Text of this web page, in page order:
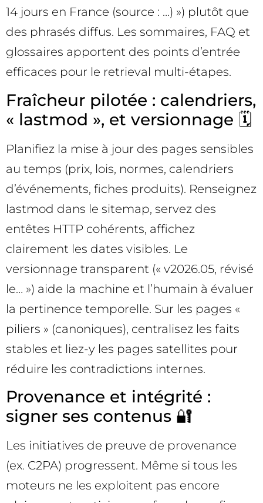
14 jours en France (source : …) ») plutôt que
des phrasés diffus. Les sommaires, FAQ et
glossaires apportent des points d’entrée
efficaces pour le retrieval multi-étapes.
Fraîcheur pilotée : calendriers,
« lastmod », et versionnage 🗓️
Planifiez la mise à jour des pages sensibles
au temps (prix, lois, normes, calendriers
d’événements, fiches produits). Renseignez
lastmod dans le sitemap, servez des
entêtes HTTP cohérents, affichez
clairement les dates visibles. Le
versionnage transparent (« v2026.05, révisé
le… ») aide la machine et l’humain à évaluer
la pertinence temporelle. Sur les pages «
piliers » (canoniques), centralisez les faits
stables et liez-y les pages satellites pour
réduire les contradictions internes.
Provenance et intégrité :
signer ses contenus 🔐
Les initiatives de preuve de provenance
(ex. C2PA) progressent. Même si tous les
moteurs ne les exploitent pas encore